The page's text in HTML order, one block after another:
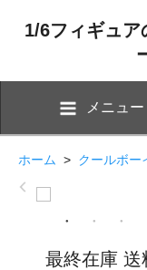
1/6フィギュア
メニュー
ホーム > クールボー
最終在庫 送